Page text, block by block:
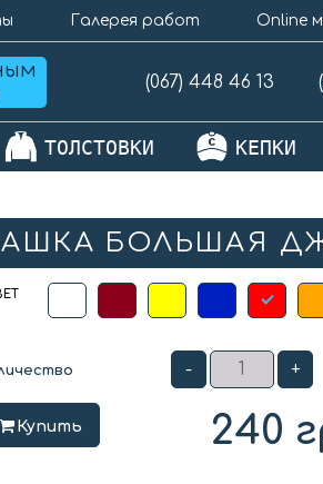
Галерея работ Online
(067) 448 46 13
ТОЛСТОВКИ КЕПКИ
БОЛЬШАЯ
- +
Купить 240